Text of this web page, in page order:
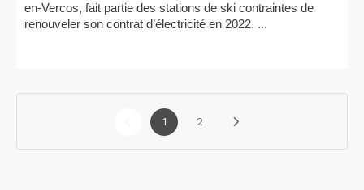
en-Vercos, fait partie des stations de ski contraintes de
renouveler son contrat d’électricité en 2022. ...
1 2